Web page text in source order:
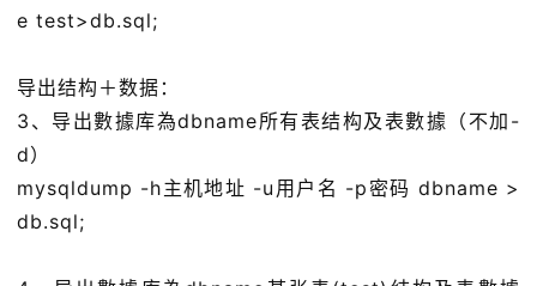
e test>db.sql;
导出结构＋数据：
3、导出數據库為dbname所有表结构及表數據（不加-
d）
mysqldump -h主机地址 -u用户名 -p密码 dbname >
db.sql;